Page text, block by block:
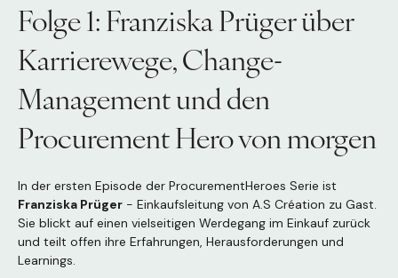
Folge 1: Franziska Prüger über
Karrierewege, Change-
Management und den
Procurement Hero von morgen
In der ersten Episode der ProcurementHeroes Serie ist
Franziska Prüger - Einkaufsleitung von A.S Création zu Gast.
Sie blickt auf einen vielseitigen Werdegang im Einkauf zurück
und teilt offen ihre Erfahrungen, Herausforderungen und
Learnings.